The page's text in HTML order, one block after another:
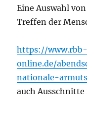
Eine Auswahl
Treffen der
https://www.rbb-
online.de/
nationale-
auch